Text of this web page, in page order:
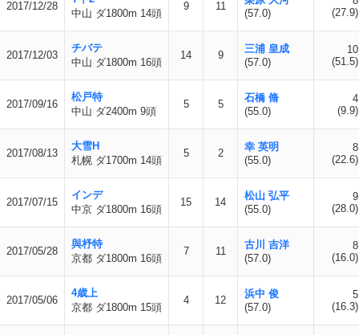
2017/12/28
中山 ダ1800m 14頭
9 11
(57.0)
(27.9)
2017/12/03
チバテ
中山 ダ1800m 16頭
14 9
三浦 皇成
(57.0)
10
(51.5)
2017/09/16
松戸特
中山 ダ2400m 9頭
5 5
石橋 脩
(55.0)
4
(9.9)
2017/08/13
大雪H
札幌 ダ1700m 14頭
5 2
幸 英明
(55.0)
8
(22.6)
2017/07/15
インデ
中京 ダ1800m 16頭
15 14
松山 弘平
(55.0)
9
(28.0)
2017/05/28
與杼特
京都 ダ1800m 16頭
7 11
古川 吉洋
(57.0)
8
(16.0)
2017/05/06
4歳上
京都 ダ1800m 15頭
4 12
浜中 俊
(57.0)
5
(16.3)